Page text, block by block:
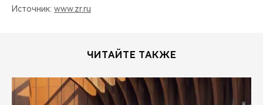
Источник: www.zr.ru
ЧИТАЙТЕ ТАКЖЕ